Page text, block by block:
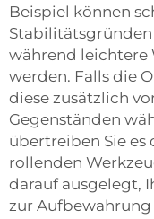
Beispiel können
während leichtere
werden. Falls die
diese zusätzlich
Gegenständen
übertreiben Sie
rollenden
darauf ausgelegt,
zur Aufbewahrung